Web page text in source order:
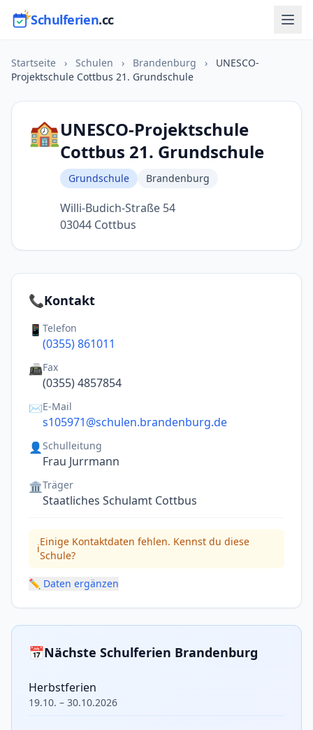
Schulferien.cc
Startseite › Schulen › Brandenburg ›
UNESCO-
Projektschule Cottbus 21. Grundschule
🏫UNESCO-Projektschule
Cottbus 21. Grundschule
Grundschule Brandenburg
Willi-Budich-Straße 54
03044 Cottbus
📞Kontakt
📱 Telefon
(0355) 861011
📠Fax
(0355) 4857854
✉️E-Mail
s105971@schulen.brandenburg.de
👤 Schulleitung
Frau Jurrmann
🏛️Träger
Staatliches Schulamt Cottbus
ℹ️
Einige Kontaktdaten fehlen. Kennst du diese
Schule?
✏️ Daten ergänzen
📅Nächste Schulferien Brandenburg
Herbstferien
19.10. – 30.10.2026